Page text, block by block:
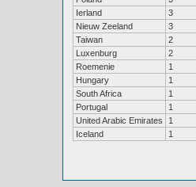
Ierland
3
Nieuw Zeeland
3
Taiwan
2
Luxenburg
2
Roemenie
1
Hungary
1
South Africa
1
Portugal
1
United Arabic Emirates
1
Iceland
1